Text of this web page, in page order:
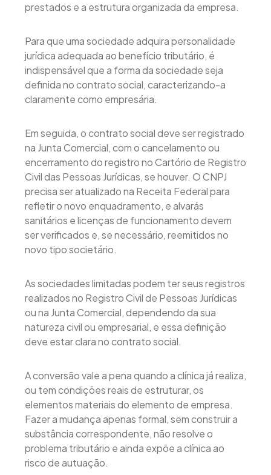
prestados e a estrutura organizada da empresa.
Para que uma sociedade adquira personalidade
jurídica adequada ao benefício tributário, é
indispensável que a forma da sociedade seja
definida no contrato social, caracterizando-a
claramente como empresária.
Em seguida, o contrato social deve ser registrado
na Junta Comercial, com o cancelamento ou
encerramento do registro no Cartório de Registro
Civil das Pessoas Jurídicas, se houver. O CNPJ
precisa ser atualizado na Receita Federal para
refletir o novo enquadramento, e alvarás
sanitários e licenças de funcionamento devem
ser verificados e, se necessário, reemitidos no
novo tipo societário.
As sociedades limitadas podem ter seus registros
realizados no Registro Civil de Pessoas Jurídicas
ou na Junta Comercial, dependendo da sua
natureza civil ou empresarial, e essa definição
deve estar clara no contrato social.
A conversão vale a pena quando a clínica já realiza,
ou tem condições reais de estruturar, os
elementos materiais do elemento de empresa.
Fazer a mudança apenas formal, sem construir a
substância correspondente, não resolve o
problema tributário e ainda expõe a clínica ao
risco de autuação.